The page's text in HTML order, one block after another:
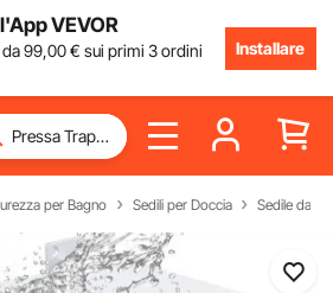
VEVOR
99,00€ sui primi 3 ordini
Installare
per Bagno Sedili per Doccia Sedile da